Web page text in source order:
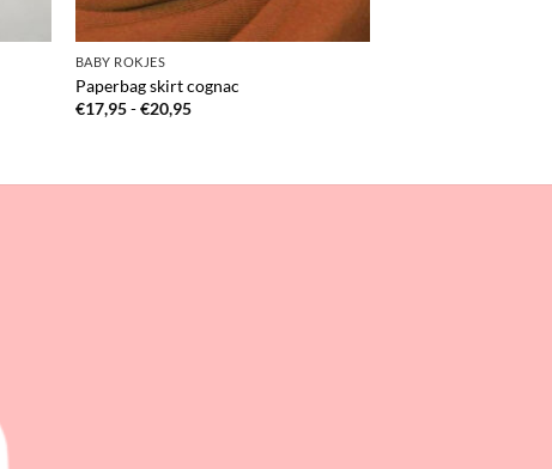
BABY ROKJES
Paperbag skirt cognac
€17,95 - €20,95Prijsklasse: